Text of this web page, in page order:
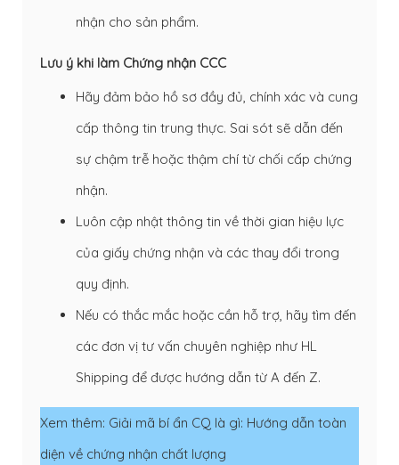
nhận cho sản phẩm.
Lưu ý khi làm Chứng nhận CCC
Hãy đảm bảo hồ sơ đầy đủ, chính xác và cung
cấp thông tin trung thực. Sai sót sẽ dẫn đến
sự chậm trễ hoặc thậm chí từ chối cấp chứng
nhận.
Luôn cập nhật thông tin về thời gian hiệu lực
của giấy chứng nhận và các thay đổi trong
quy định.
Nếu có thắc mắc hoặc cần hỗ trợ, hãy tìm đến
các đơn vị tư vấn chuyên nghiệp như HL
Shipping để được hướng dẫn từ A đến Z.
Xem thêm: Giải mã bí ẩn CQ là gì: Hướng dẫn toàn
diện về chứng nhận chất lượng